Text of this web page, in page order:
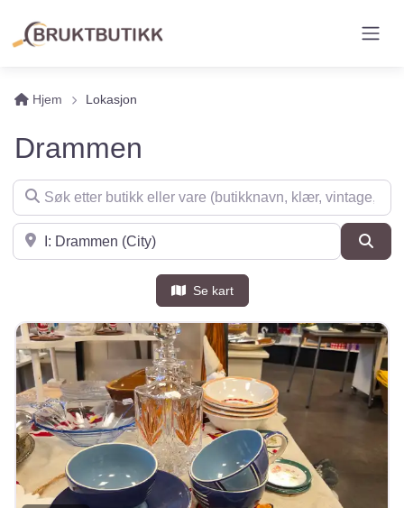
Hjem Lokasjon
Drammen
Søk etter butikk eller vare (butikknavn, klær, vintage, møbler
Søk i nærheten
Se kart